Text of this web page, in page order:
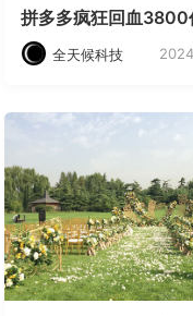
拼多多疯狂回血3800
全天候科技